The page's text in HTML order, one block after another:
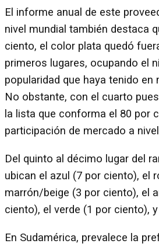
El informe anual de este
nivel mundial también destaca
ciento, el color plata quedó
primeros lugares, ocupando el
popularidad que haya tenido en
No obstante, con el cuarto
la lista que conforma el 80 por
participación de mercado a
Del quinto al décimo lugar del
ubican el azul (7 por ciento), el
marrón/beige (3 por ciento), el
ciento), el verde (1 por ciento),
En Sudamérica, prevalece la